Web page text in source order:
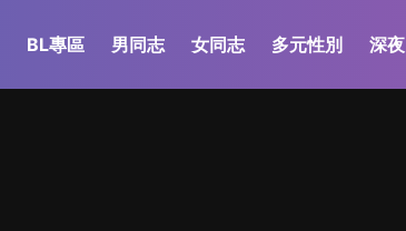
BL專區 男同志 女同志 多元性別 深夜